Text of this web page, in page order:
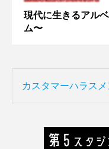
現代に生きるアル
ム〜
カスタマーハラス